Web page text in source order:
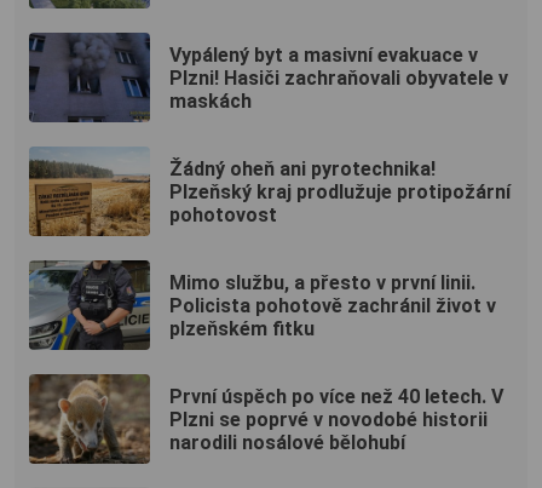
Vypálený byt a masivní evakuace v
Plzni! Hasiči zachraňovali obyvatele v
maskách
Žádný oheň ani pyrotechnika!
Plzeňský kraj prodlužuje protipožární
pohotovost
Mimo službu, a přesto v první linii.
Policista pohotově zachránil život v
plzeňském fitku
První úspěch po více než 40 letech. V
Plzni se poprvé v novodobé historii
narodili nosálové bělohubí